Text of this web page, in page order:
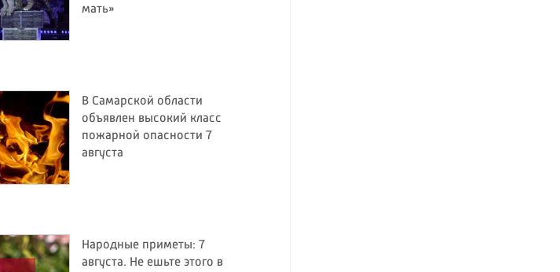
мать»
В Самарской области
объявлен высокий класс
пожарной опасности 7
августа
Народные приметы: 7
августа. Не ешьте этого в